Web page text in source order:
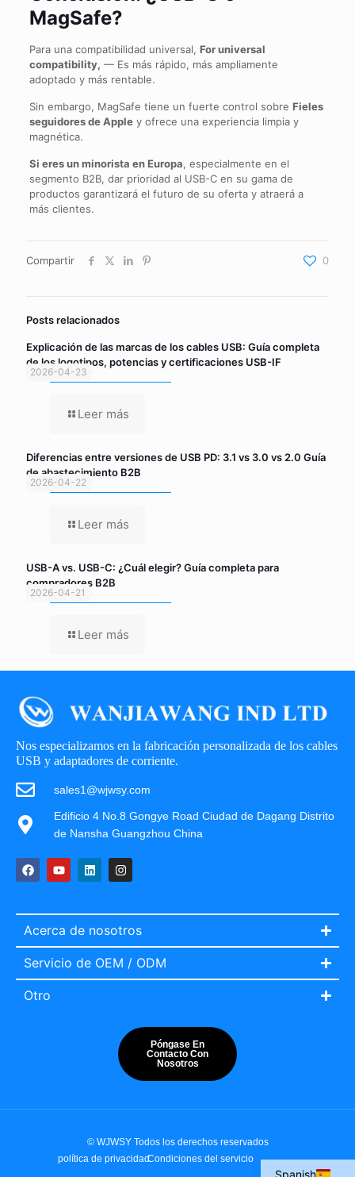
MagSafe?
Para una compatibilidad universal, For universal
compatibility, — Es más rápido, más ampliamente
adoptado y más rentable.
Sin embargo, MagSafe tiene un fuerte control sobre Fieles
seguidores de Appley ofrece una experiencia limpia y
magnética.
Si eres un minorista en Europa, especialmente en el
segmento B2B, dar prioridad al USB-C en su gama de
productos garantizará el futuro de su oferta y atraerá a
más clientes.
Compartir 0
Posts relacionados
2026-04-23
Explicación de las marcas de los cables USB: Guía completa
de los logotipos, potencias y certificaciones USB-IF
Leer más
2026-04-22
Diferencias entre versiones de USB PD: 3.1 vs 3.0 vs 2.0 Guía
de abastecimiento B2B
Leer más
2026-04-21
USB-A vs. USB-C: ¿Cuál elegir? Guía completa para
compradores B2B
Leer más
Nos especializamos en la fabricación personalizada de los cables
USB y adaptadores de corriente.
sales1@wjwsy.com
Edificio 4 No.8 Gongye Road Ciudad de Dagang Distrito
de Nansha Guangzhou China
Acerca de nosotros
Servicio de OEM / ODM
Otro
Póngase En
Contacto Con
Nosotros
© WJWSY Todos los derechos reservados
Condiciones del servicio
política de privacidad
Spanish